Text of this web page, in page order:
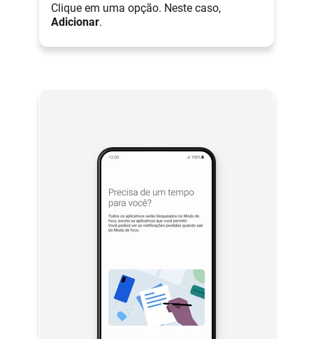
Clique em uma opção. Neste caso,
Adicionar.